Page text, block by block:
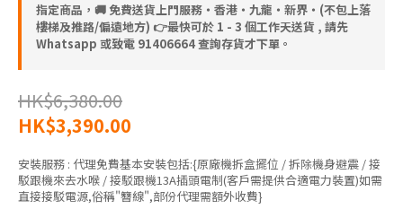
指定商品，🚚 免費送貨上門服務‧香港‧九龍‧新界‧(不包上落
樓梯及推路/偏遠地方) 👉最快可於 1 - 3 個工作天送貨 , 請先
Whatsapp 或致電 91406664 查詢存貨才下單。
HK$6,380.00
HK$3,390.00
安裝服務 : 代理免費基本安裝包括:{原廠機拆盒擺位 / 拆除機身避震 / 接
駁跟機來去水喉 / 接駁跟機13A插頭電制(客戶需提供合適電力裝置)如需
直接接駁電源,俗稱"簪線",部份代理需額外收費}